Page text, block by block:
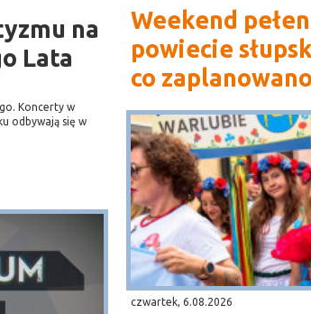
na
Lata
Koncerty w
odbywają się w
Weekend
powiecie
co zaplanowano
czwartek, 6.08.2026